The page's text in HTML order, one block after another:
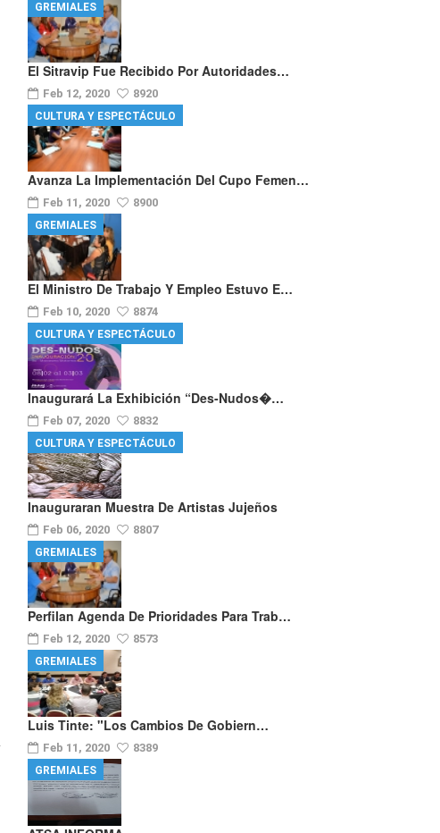
El Sitravip Fue Recibido Por Autoridades…
Feb 12, 2020 8920
GREMIALES
Avanza La Implementación Del Cupo Femen…
Feb 11, 2020 8900
CULTURA Y ESPECTÁCULO
El Ministro De Trabajo Y Empleo Estuvo E…
Feb 10, 2020 8874
GREMIALES
Inaugurará La Exhibición “Des-Nudos�…
Feb 07, 2020 8832
CULTURA Y ESPECTÁCULO
Inauguraran Muestra De Artistas Jujeños
Feb 06, 2020 8807
CULTURA Y ESPECTÁCULO
Perfilan Agenda De Prioridades Para Trab…
Feb 12, 2020 8573
GREMIALES
Luis Tinte: "los Cambios De Gobiern…
Feb 11, 2020 8389
GREMIALES
GREMIALES